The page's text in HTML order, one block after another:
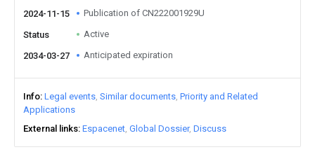
2024-11-15 Publication of CN222001929U
Status Active
2034-03-27 Anticipated expiration
Info Legal events Similar documents Priority and Related
Applications
External links Espacenet Global Dossier Discuss